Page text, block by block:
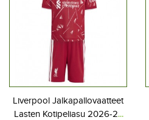
Liverpool Jalkapallovaatteet
Lasten Kotipeliasu 2026-27